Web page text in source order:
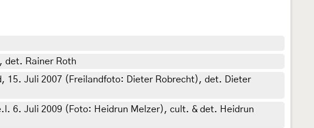
det. Rainer Roth
15. Juli 2007 (Freilandfoto: Dieter Robrecht), det. Dieter
6. Juli 2009 (Foto: Heidrun Melzer), cult. & det. Heidrun